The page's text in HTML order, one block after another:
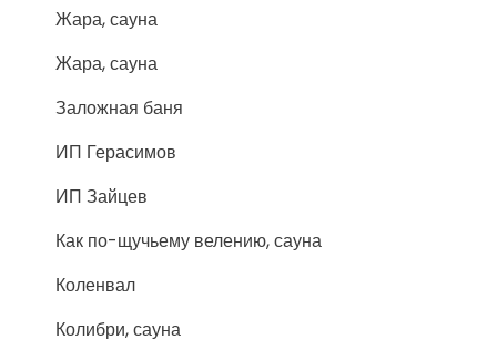
Жара, сауна
Жара, сауна
Заложная баня
ИП Герасимов
ИП Зайцев
Как по-щучьему велению, сауна
Коленвал
Колибри, сауна